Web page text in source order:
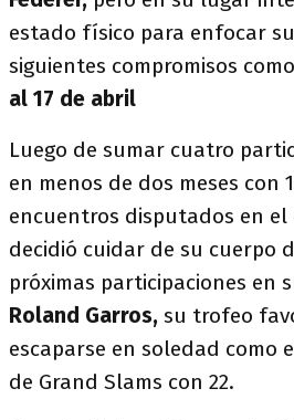
estado físico para enfocar
siguientes compromisos como
al 17 de abril
Luego de sumar cuatro
en menos de dos meses con
encuentros disputados en
decidió cuidar de su cuerpo
próximas participaciones en
Roland Garros, su trofeo
escaparse en soledad como
de Grand Slams con 22.